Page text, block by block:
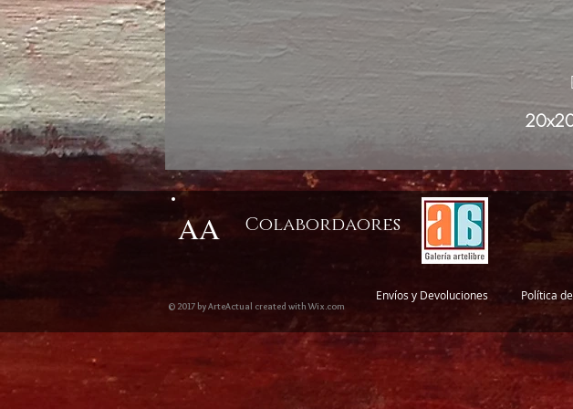
AA Colabordaores
© 2017 by ArteActual created with Wix.com
Envíos y Devoluciones Política